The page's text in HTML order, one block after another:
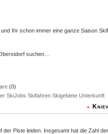
Ihr schon immer eine ganze Saison
suchen…
(0)
SkiJobs Skifahren Skigebiete Unterkunft
»
der Piste leiden. Insgesamt hat die Zahl